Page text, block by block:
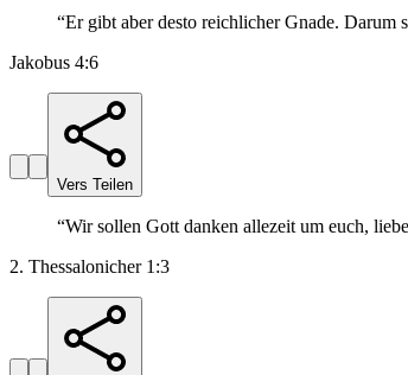
“Er gibt aber desto reichlicher Gnade.
Jakobus 4:6
Vers Teilen
“Wir sollen Gott danken allezeit um euch,
2. Thessalonicher 1:3